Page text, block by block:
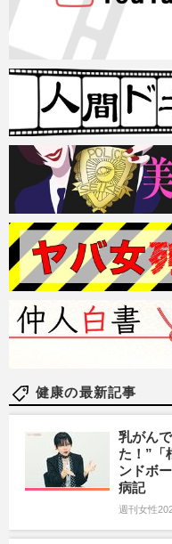
健康の最新記事
乳がん
た！”「
ンドボ
病記
週刊女性